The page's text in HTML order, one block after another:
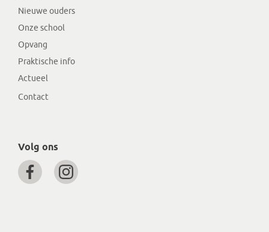
Nieuwe ouders
Onze school
Opvang
Praktische info
Actueel
Contact
Volg ons